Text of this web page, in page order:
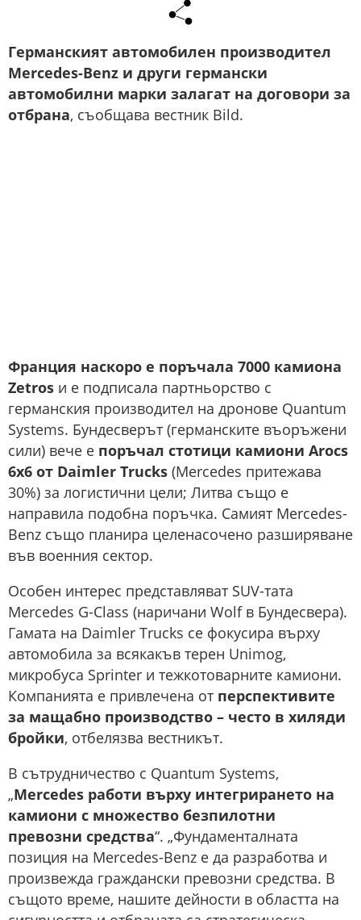
Германският автомобилен производител
Mercedes-Benz и други германски
автомобилни марки залагат на договори за
отбрана, съобщава вестник Bild.
Франция наскоро е поръчала 7000 камиона
Zetros и е подписала партньорство с
германския производител на дронове Quantum
Systems. Бундесверът (германските въоръжени
сили) вече е поръчал стотици камиони Arocs
6x6 от Daimler Trucks (Mercedes притежава
30%) за логистични цели; Литва също е
направила подобна поръчка. Самият Mercedes-
Benz също планира целенасочено разширяване
във военния сектор.
Особен интерес представляват SUV-тата
Mercedes G-Class (наричани Wolf в Бундесвера).
Гамата на Daimler Trucks се фокусира върху
автомобила за всякакъв терен Unimog,
микробуса Sprinter и тежкотоварните камиони.
Компанията е привлечена от перспективите
за мащабно производство – често в хиляди
бройки, отбелязва вестникът.
В сътрудничество с Quantum Systems,
„Mercedes работи върху интегрирането на
камиони с множество безпилотни
превозни средства“. „Фундаменталната
позиция на Mercedes-Benz е да разработва и
произвежда граждански превозни средства. В
същото време, нашите дейности в областта на